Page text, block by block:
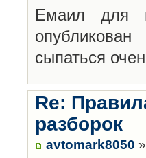
Емаил для
сыпаться
Re:
разборок
avtomark8050